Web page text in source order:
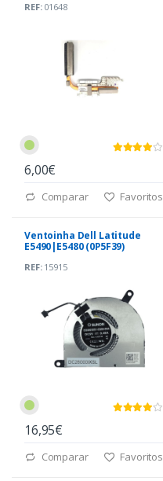
REF:01648
6,00€
Comparar Favoritos
Ventoinha Dell Latitude
E5490|E5480 (0P5F39)
REF:15915
16,95€
Comparar Favoritos